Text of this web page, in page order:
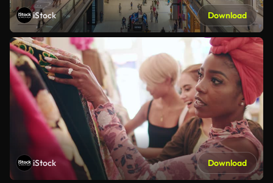
iStock Download
iStock Download